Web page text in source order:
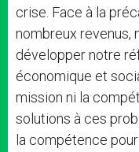
crise. Face à la
nombreux revenus,
développer notre
économique et
mission ni la
solutions à ces
la compétence